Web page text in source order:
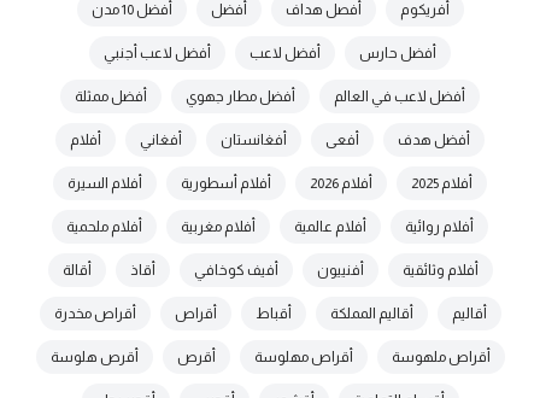
أفريكوم أفصل هداف أفضل أفضل 10 مدن
أفضل حارس أفضل لاعب أفضل لاعب أجنبي
أفضل لاعب في العالم أفضل مطار جهوي أفضل ممثلة
أفضل هدف أفعى أفغانستان أفغاني أفلام
أفلام 2025 أفلام 2026 أفلام أسطورية أفلام السيرة
أفلام روائية أفلام عالمية أفلام مغربية أفلام ملحمية
أفلام وثائقية أفنييون أفيف كوخافي أقاذ أقالة
أقاليم أقاليم المملكة أقباط أقراص أقراص مخدرة
أقراص ملهوسة أقراص مهلوسة أقرص أقرص هلوسة